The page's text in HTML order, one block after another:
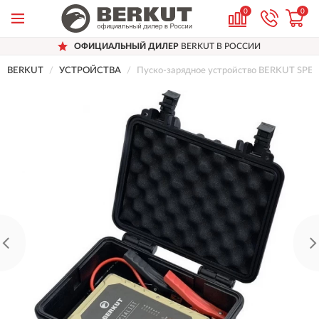
0 0
ОФИЦИАЛЬНЫЙ ДИЛЕРBERKUT В РОССИИ
BERKUT УСТРОЙСТВА Пуско-зарядное устройство BERKUT